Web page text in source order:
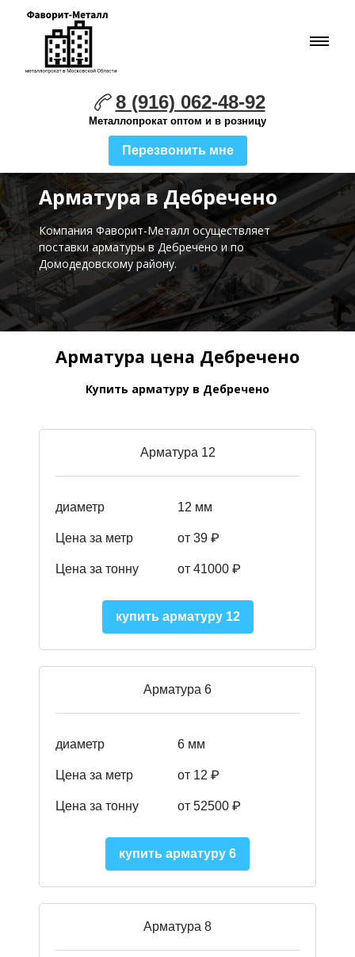
8 (916) 062-48-92
Металлопрокат оптом и в розницу
Перезвонить мне
Арматура в Дебречено
Компания Фаворит-Металл осуществляет
поставкиарматуры в Дебречено и по
Домодедовскому району.
Арматура цена Дебречено
Купить арматуру в Дебречено
Арматура 12
диаметр 12 мм
Цена за метр от 39 ₽
Цена за тонну от 41000 ₽
купить арматуру 12
Арматура 6
диаметр 6 мм
Цена за метр от 12 ₽
Цена за тонну от 52500 ₽
купить арматуру 6
Арматура 8